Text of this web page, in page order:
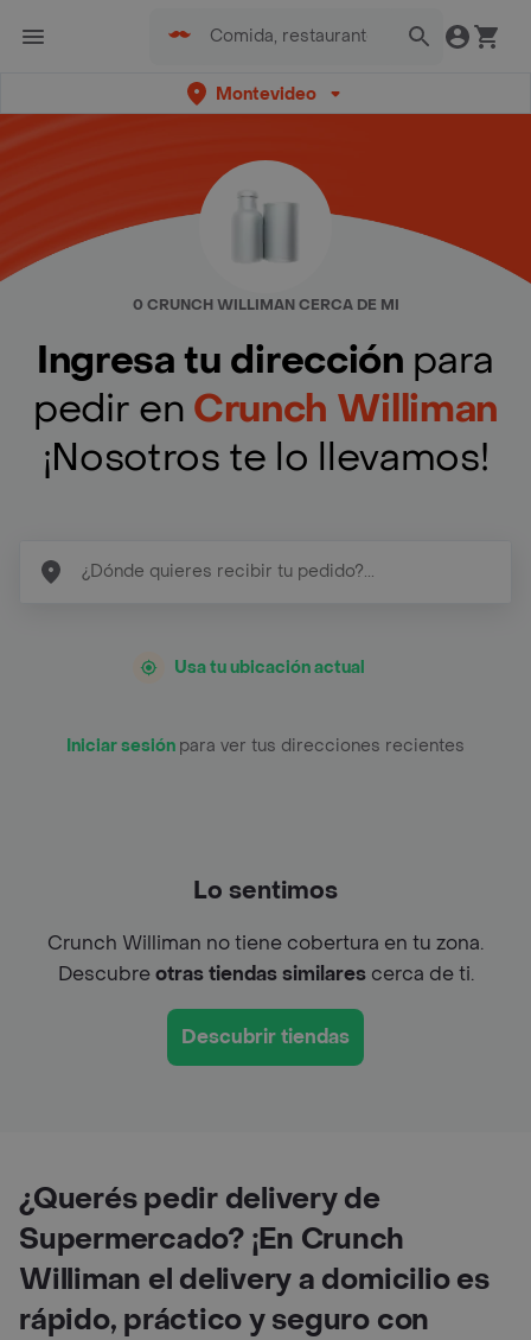
Montevideo
0 CRUNCH WILLIMAN CERCA DE MI
Ingresa tu dirección para
pedir en Crunch Williman
¡Nosotros te lo llevamos!
Usa tu ubicación actual
Iniciar sesión para ver tus direcciones recientes
Lo sentimos
Crunch Williman no tiene cobertura en tu zona.
Descubreotras tiendas similarescerca de ti.
Descubrir tiendas
¿Querés pedir delivery de
Supermercado? ¡En Crunch
Williman el delivery a domicilio es
rápido, práctico y seguro con